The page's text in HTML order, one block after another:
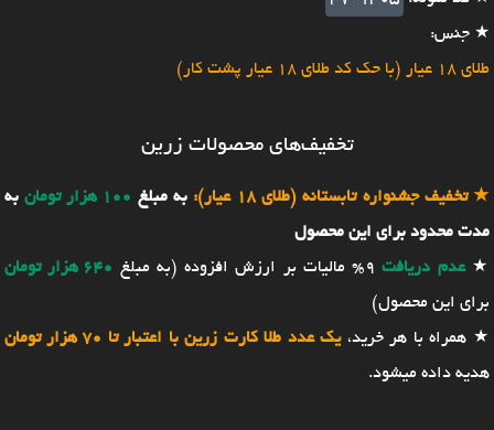
★ جنس:
طلای 18 عیار (با حک کد طلای 18 عیار پشت کار)
تخفیف‌های محصولات زرین
★تخفیف جشنواره تابستانه (طلای 18 عیار): به مبلغ 100 هزار تومان
به
مدت محدود برای این محصول
★عدم دریافت 9% مالیات بر ارزش افزوده (به مبلغ
640 هزار تومان
برای این محصول)
★ همراه با هر خرید،یک عدد طلا کارت زرین با اعتبار تا 70 هزار تومان
هدیه داده میشود.